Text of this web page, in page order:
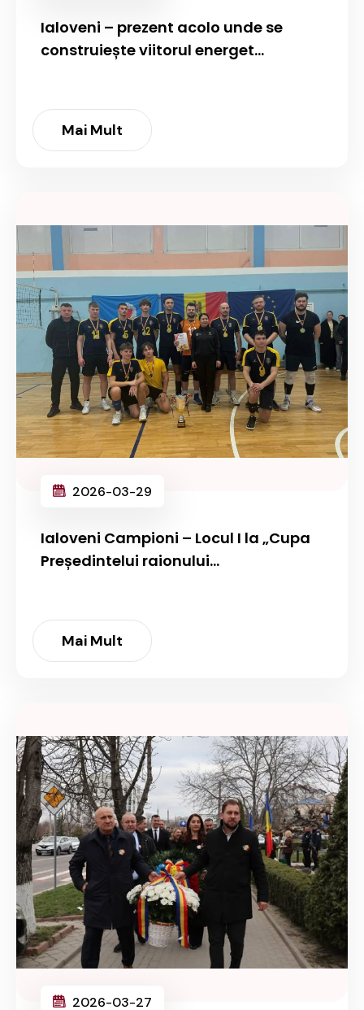
Ialoveni – prezent acolo unde se
construiește viitorul energet...
Mai Mult
2026-03-29
Ialoveni Campioni – Locul I la „Cupa
Președintelui raionului...
Mai Mult
2026-03-27